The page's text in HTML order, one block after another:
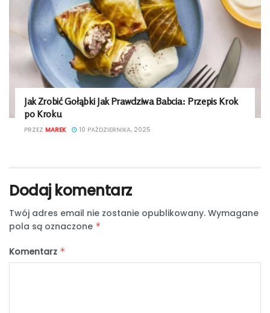
Jak Zrobić Gołąbki Jak Prawdziwa Babcia: Przepis Krok
po Kroku
PRZEZ MAREK 10 PAŹDZIERNIKA, 2025
Dodaj komentarz
Twój adres email nie zostanie opublikowany. Wymagane
pola są oznaczone *
Komentarz *